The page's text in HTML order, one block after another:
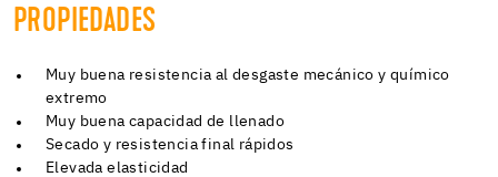
PROPIEDADES
Muy buena resistencia al desgaste mecánico y químico
extremo
Muy buena capacidad de llenado
Secado y resistencia final rápidos
Elevada elasticidad